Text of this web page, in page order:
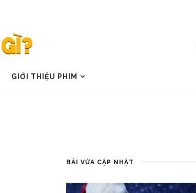
GIỚI THIỆU PHIM
BÀI VỪA CẬP NHẬT